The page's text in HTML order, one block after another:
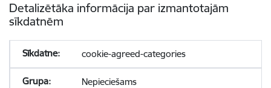
Detalizētāka informācija par izmantotajām
sīkdatnēm
cookie-agreed-categories
Nepieciešams